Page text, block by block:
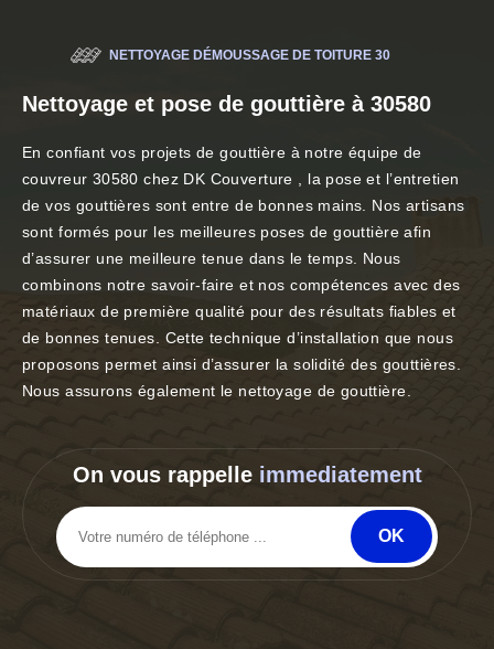
NETTOYAGE DÉMOUSSAGE DE TOITURE 30
Nettoyage et pose de gouttière à 30580
En confiant vos projets de gouttière à notre équipe de
couvreur 30580 chez DK Couverture , la pose et l’entretien
de vos gouttières sont entre de bonnes mains. Nos artisans
sont formés pour les meilleures poses de gouttière afin
d’assurer une meilleure tenue dans le temps. Nous
combinons notre savoir-faire et nos compétences avec des
matériaux de première qualité pour des résultats fiables et
de bonnes tenues. Cette technique d’installation que nous
proposons permet ainsi d’assurer la solidité des gouttières.
Nous assurons également le nettoyage de gouttière.
On vous rappelle immediatement